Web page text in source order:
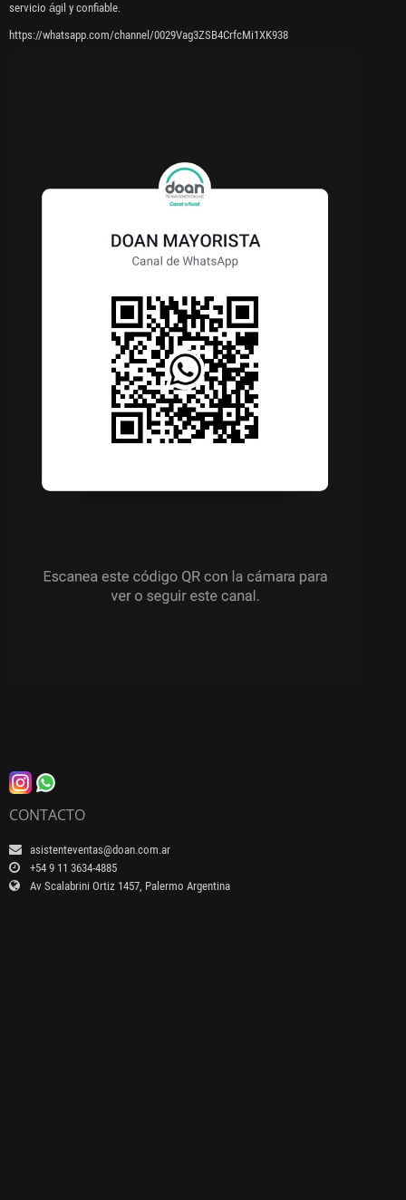
servicio ágil y confiable.
https://whatsapp.com/channel/0029Vag3ZSB4CrfcMi1XK938
CONTACTO
asistenteventas@doan.com.ar
+54 9 11 3634-4885
Av Scalabrini Ortiz 1457, Palermo Argentina